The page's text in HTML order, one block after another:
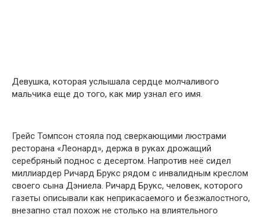
Девушка, которая услышала сердце молчаливого
мальчика еще до того, как мир узнал его имя.
Грейс Томпсон стояла под сверкающими люстрами
ресторана «Леонард», держа в руках дрожащий
серебряный поднос с десертом. Напротив неё сидел
миллиардер Ричард Брукс рядом с инвалидным креслом
своего сына Дэниела. Ричард Брукс, человек, которого
газеты описывали как неприкасаемого и безжалостного,
внезапно стал похож не столько на влиятельного